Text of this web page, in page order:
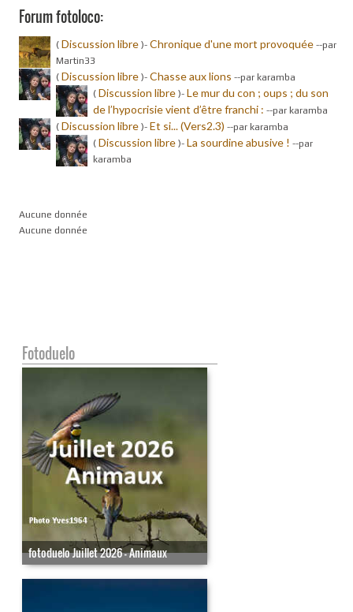
Forum fotoloco:
( Discussion libre )- Chronique d'une mort provoquée --par
Martin33
( Discussion libre )- Chasse aux lions --par karamba
( Discussion libre )- Le mur du con ; oups ; du son
de l’hypocrisie vient d’être franchi : --par karamba
( Discussion libre )- Et si... (Vers2.3) --par karamba
( Discussion libre )- La sourdine abusive ! --par
karamba
Aucune donnée
Aucune donnée
Fotoduelo
fotoduelo Juillet 2026 - Animaux